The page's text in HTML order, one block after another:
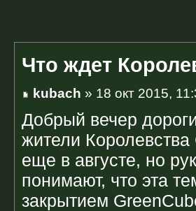
Что ждет
kubach » 18 окт 2015,
Добрый вечер
жители
еще в августе, но
понимают, что эта
закрытием